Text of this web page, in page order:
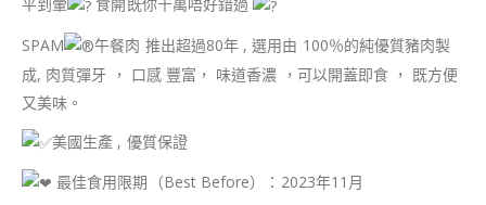
平到暈
食開既你千萬唔好錯過
SPAM
午餐肉 推出超過80年 , 選用由 100％的純優質豬肉製
成, 肉質彈牙 ， 口感 豐富， 味道香濃 ，可以開蓋即食 ， 既方便
又美味。
美國生產 , 優質保證
最佳食用限期（Best Before）：2023年11月